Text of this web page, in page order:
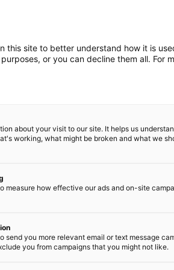
on voinut mennä koko
terveysturvallisempia kuin
epätasa-arvo rajoittaa
aikavälillä.
31.8. aikovansa luopua
mahdollisesti ensi
rajoitus ehti tuhota
luopuminen on
ennakoitavammiksi ja
Messukeskus Helsinki,
,
this site to better understand how it is
or you can decline them all. For
about your visit to our site. It helps us
working, what might be broken and what we
measure how effective our ads and on-site
send you more relevant email or text message
you from campaigns that you might not like.